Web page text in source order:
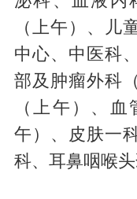
（上午）、儿
中心、中医科
部及肿瘤外科
（上午）、
午）、皮肤一
科、耳鼻咽喉